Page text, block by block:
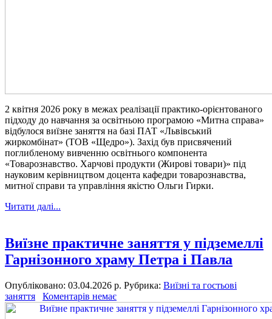
2 квітня 2026 року в межах реалізації практико-орієнтованого
підходу до навчання за освітньою програмою «Митна справа»
відбулося виїзне заняття на базі ПАТ «Львівський
жиркомбінат» (ТОВ «Щедро»). Захід був присвячений
поглибленому вивченню освітнього компонента
«Товарознавство. Харчові продукти (Жирові товари)» під
науковим керівництвом доцента кафедри товарознавства,
митної справи та управління якістю Ольги Гирки.
Читати далі...
Виїзне практичне заняття у підземеллі
Гарнізонного храму Петра і Павла
Опубліковано: 03.04.2026 р. Рубрика: Виїзні та гостьові
заняття
Коментарів немає